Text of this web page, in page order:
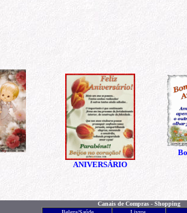
ANIVERSÁRIO
Canais de Compras - Shopping